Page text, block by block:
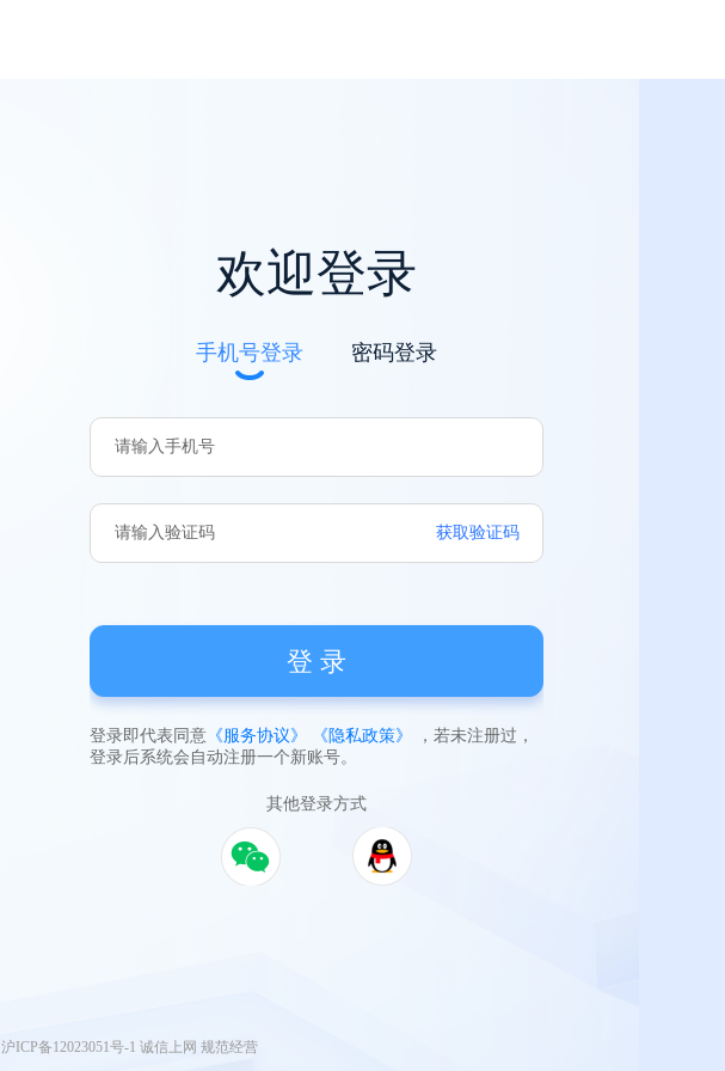
欢迎登录
手机号登录 密码登录
获取验证码
登 录
登录即代表同意 《服务协议》 《隐私政策》
，若未注册过，
登录后系统会自动注册一个新账号。
其他登录方式
沪ICP备12023051号-1 诚信上网 规范经营